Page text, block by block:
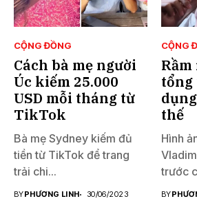
CỘNG ĐỒNG
Cách bà mẹ người
Úc kiếm 25.000
USD mỗi tháng từ
TikTok
Bà mẹ Sydney kiếm đủ
tiền từ TikTok để trang
trải chi...
BYPHƯƠNG LINH 30/06/2023
CỘNG
tổng
thế
Hình
trước
BY